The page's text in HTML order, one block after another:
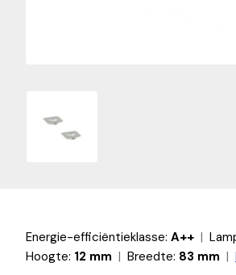
Energie-efficiëntieklasse: A++
Hoogte: 12 mm Breedte: 83 mm